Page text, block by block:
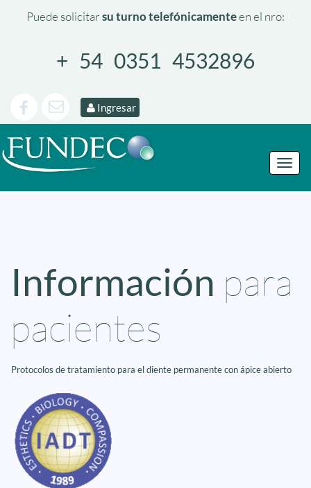
Puede solicitarsu turno telefónicamenteen el nro:
+ 54 0351 4532896
Ingresar
Toggle
Información para
pacientes
Protocolos de tratamiento para el diente permanente con ápice abierto